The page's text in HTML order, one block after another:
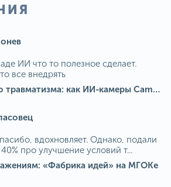
ИИ что то полезное сделает.
все внедрять
Стратегия нулевого травматизма: как ИИ-камеры Camkord снижают риск наезда на пешехода при работе на погрузчике
вдохновляет. Однако, подали
про улучшение условий т...
«Фабрика идей» на МГОКе